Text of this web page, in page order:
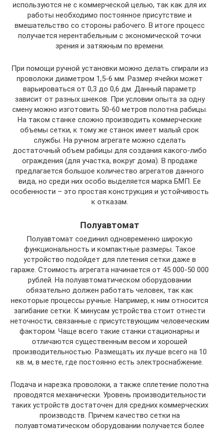
используются не с коммерческой целью, так как для их
работы необходимо постоянное присутствие и
вмешательство со стороны рабочего. В итоге процесс
получается нерентабельным с экономической точки
зрения и затяжным по времени.
При помощи ручной установки можно делать спирали из
проволоки диаметром 1,5-6 мм. Размер ячейки может
варьироваться от 0,3 до 0,6 дм. Данный параметр
зависит от разных шнеков. При условии опыта за одну
смену можно изготовить 50-60 метров полотна рабицы.
На таком станке сложно производить коммерческие
объемы сетки, к тому же станок имеет малый срок
службы. На ручном агрегате можно сделать
достаточный объем рабицы для создания какого-либо
ограждения (для участка, вокруг дома). В продаже
предлагается большое количество агрегатов данного
вида, но среди них особо выделяется марка БМП. Ее
особенности – это простая конструкция и устойчивость
к отказам.
Полуавтомат
Полуавтомат соединил одновременно широкую
функциональность и компактные размеры. Такое
устройство подойдет для плетения сетки даже в
гараже. Стоимость агрегата начинается от 45 000-50 000
рублей. На полуавтоматическом оборудовании
обязательно должен работать человек, так как
некоторые процессы ручные. Например, к ним относится
загибание сетки. К минусам устройства стоит отнести
неточности, связанные с присутствующим человеческим
фактором. Чаще всего такие станки стационарны и
отличаются существенным весом и хорошей
производительностью. Размещать их лучше всего на 10
кв. м, в месте, где постоянно есть электроснабжение.
Подача и нарезка проволоки, а также сплетение полотна
проводятся механически. Уровень производительности
таких устройств достаточен для средних коммерческих
производств. Причем качество сетки на
полуавтоматическом оборудовании получается более